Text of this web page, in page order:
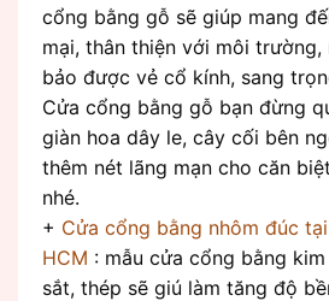
cổng bằng gỗ sẽ giúp mang
mại, thân thiện với môi trường,
bảo được vẻ cổ kính, sang
Cửa cổng bằng gỗ bạn đừng
giàn hoa dây le, cây cối bên
thêm nét lãng mạn cho căn
nhé.
+ Cửa cổng bằng nhôm đúc
HCM : mẫu cửa cổng bằng
sắt, thép sẽ giú làm tăng độ